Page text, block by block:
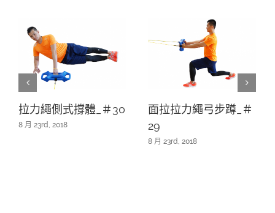
拉力繩側式撐體_＃30
8 月 23rd, 2018
面拉拉力繩弓步蹲_＃
29
8 月 23rd, 2018